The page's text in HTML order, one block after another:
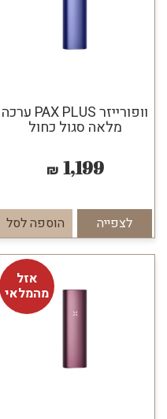
וופורייזר PAX PLUS ערכה
מלאה סגול כחול
1,199
₪
לצפייה הוספה לסל
אזל
מהמלאי